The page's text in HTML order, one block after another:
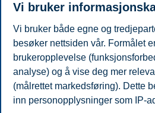
digital
For fysisk deltakelse bruk
under
Del artikkelen:
Vi bruker
Vi bruker både egne og
besøker nettsiden vår. Formålet
brukeropplevelse
analyse) og å vise deg mer
(målrettet markedsføring). Dette
inn personopplysninger som IP-